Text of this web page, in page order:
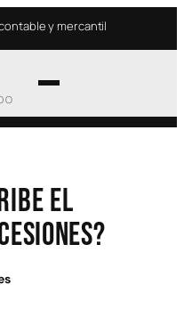
contable y mercantil
el
·